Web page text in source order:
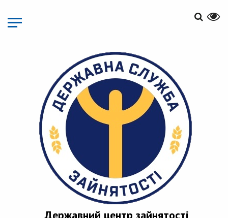
основного
матеріалу
Державний центр зайнятості